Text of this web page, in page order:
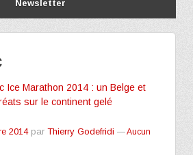
Newsletter
Ice Marathon 2014 : un Belge et
sur le continent gelé
2014par Thierry Godefridi —Aucun